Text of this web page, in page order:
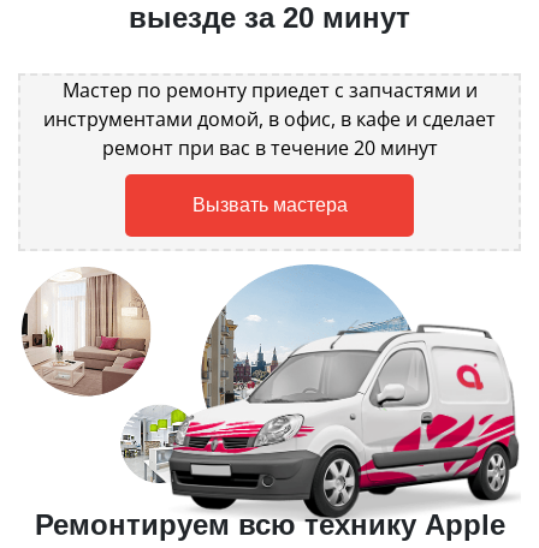
выезде за 20 минут
Мастер по ремонту приедет с запчастями и
инструментами домой, в офис, в кафе и сделает
ремонт при вас в течение 20 минут
Вызвать мастера
Ремонтируем всю технику Apple